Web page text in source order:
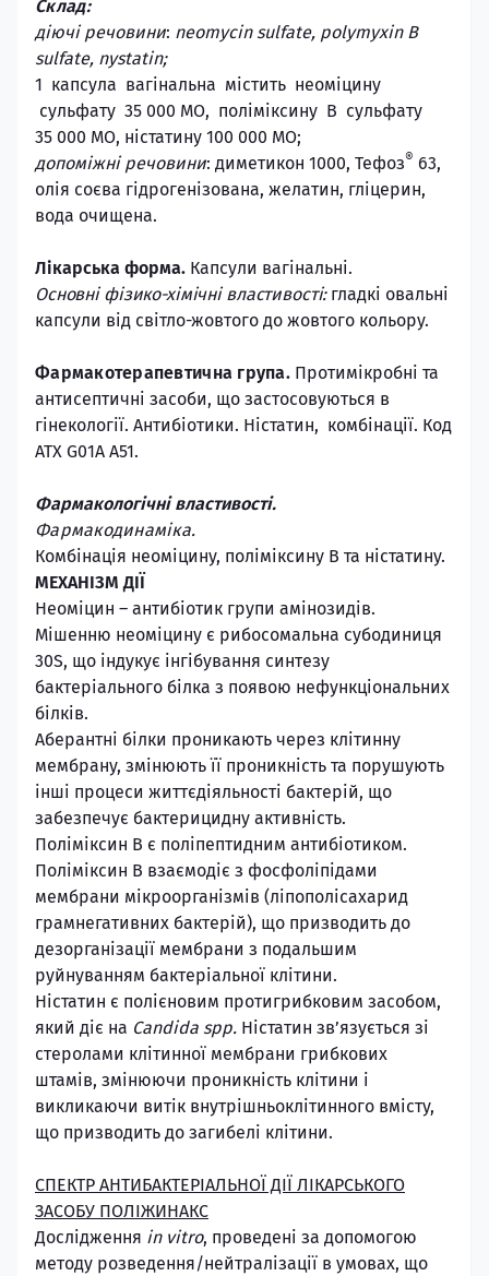
Склад:
діючі речовини: neomycin sulfate, polymyxin B
sulfate, nystatin;
1 капсула вагінальна містить неоміцину
сульфату 35 000 МО, поліміксину В сульфату
35 000 МО, ністатину 100 000 МО;
допоміжні речовини: диметикон 1000, Тефоз® 63,
олія соєва гідрогенізована, желатин, гліцерин,
вода очищена.
Лікарська форма. Капсули вагінальні.
Основні фізико-хімічні властивості:гладкі овальні
капсули від світло-жовтого до жовтого кольору.
Фармакотерапевтична група. Протимікробні та
антисептичні засоби, що застосовуються в
гінекології. Антибіотики. Ністатин, комбінації. Код
АТХ G01A А51.
Фармакологічні властивості.
Фармакодинаміка.
Комбінація неоміцину, поліміксину В та ністатину.
МЕХАНІЗМ ДІЇ
Неоміцин – антибіотик групи амінозидів.
Мішенню неоміцину є рибосомальна субодиниця
30S, що індукує інгібування синтезу
бактеріального білка з появою нефункціональних
білків.
Аберантні білки проникають через клітинну
мембрану, змінюють її проникність та порушують
інші процеси життєдіяльності бактерій, що
забезпечує бактерицидну активність.
Поліміксин В є поліпептидним антибіотиком.
Поліміксин В взаємодіє з фосфоліпідами
мембрани мікроорганізмів (ліпополісахарид
грамнегативних бактерій), що призводить до
дезорганізації мембрани з подальшим
руйнуванням бактеріальної клітини.
Ністатин є полієновим протигрибковим засобом,
який діє на Candida spp. Ністатин зв’язується зі
стеролами клітинної мембрани грибкових
штамів, змінюючи проникність клітини і
викликаючи витік внутрішньоклітинного вмісту,
що призводить до загибелі клітини.
СПЕКТР АНТИБАКТЕРІАЛЬНОЇ ДІЇ ЛІКАРСЬКОГО
ЗАСОБУ ПОЛІЖИНАКС
Дослідження in vitro, проведені за допомогою
методу розведення/нейтралізації в умовах, що